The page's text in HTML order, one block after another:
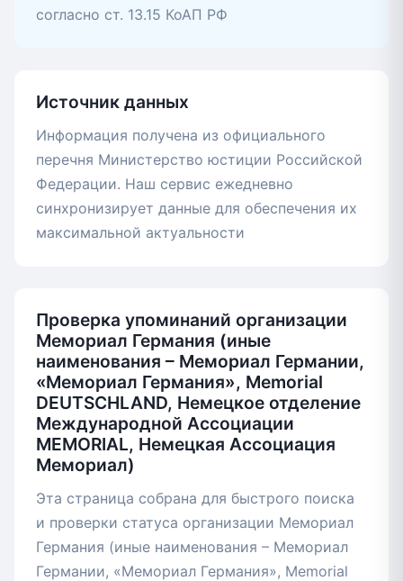
согласно ст. 13.15 КоАП РФ
Источник данных
Информация получена из официального
перечня Министерство юстиции Российской
Федерации. Наш сервис ежедневно
синхронизирует данные для обеспечения их
максимальной актуальности
Проверка упоминаний организации
Мемориал Германия (иные
наименования – Мемориал Германии,
«Мемориал Германия», Memorial
DEUTSCHLAND, Немецкое отделение
Международной Ассоциации
MEMORIAL, Немецкая Ассоциация
Мемориал)
Эта страница собрана для быстрого поиска
и проверки статуса организации Мемориал
Германия (иные наименования – Мемориал
Германии, «Мемориал Германия», Memorial